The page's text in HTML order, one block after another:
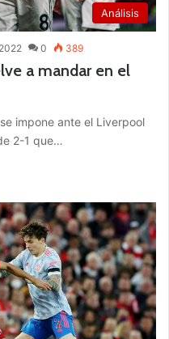
Análisis
0 389
a mandar en el
impone ante el Liverpool
2-1 que…